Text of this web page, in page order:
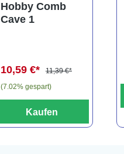
Hobby Comb
Cave 1
10,59 €*
11,39 €*
(7.02% gespart)
Kaufen